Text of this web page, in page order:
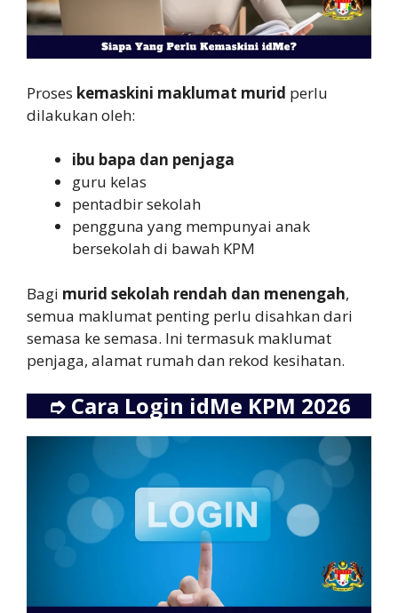
Proses kemaskini maklumat murid perlu
dilakukan oleh:
ibu bapa dan penjaga
guru kelas
pentadbir sekolah
pengguna yang mempunyai anak
bersekolah di bawah KPM
Bagi murid sekolah rendah dan menengah,
semua maklumat penting perlu disahkan dari
semasa ke semasa. Ini termasuk maklumat
penjaga, alamat rumah dan rekod kesihatan.
➮ Cara Login idMe KPM 2026